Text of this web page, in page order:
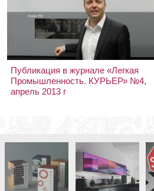
Публикация в журнале «Легкая
Промышленность. КУРЬЕР» №4,
апрель 2013 г